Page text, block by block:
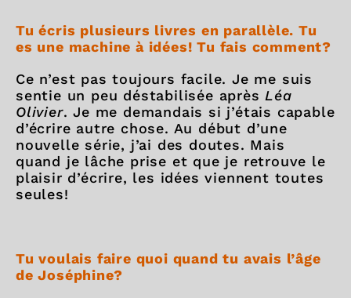
Tu écris plusieurs livres en parallèle. Tu
es une machine à idées! Tu fais comment?
Ce n’est pas toujours facile. Je me suis
sentie un peu déstabilisée après Léa
Olivier. Je me demandais si j’étais capable
d’écrire autre chose. Au début d’une
nouvelle série, j’ai des doutes. Mais
quand je lâche prise et que je retrouve le
plaisir d’écrire, les idées viennent toutes
seules!
Tu voulais faire quoi quand tu avais l’âge
de Joséphine?